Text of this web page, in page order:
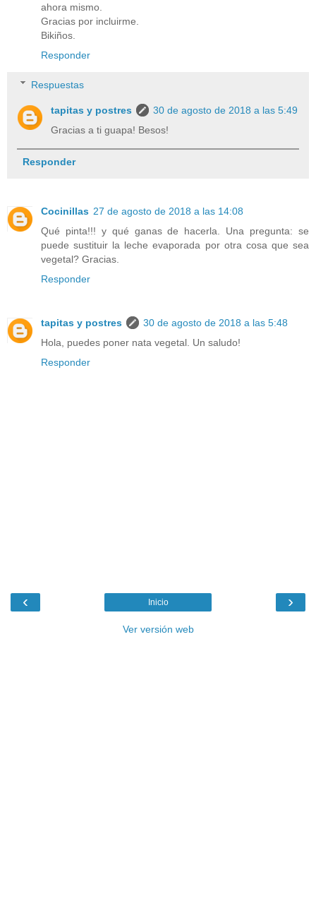
ahora mismo.
Gracias por incluirme.
Bikiños.
Responder
Respuestas
tapitas y postres
30 de agosto de 2018 a las 5:49
Gracias a ti guapa! Besos!
Responder
Cocinillas 27 de agosto de 2018 a las 14:08
Qué pinta!!! y qué ganas de hacerla. Una pregunta: se
puede sustituir la leche evaporada por otra cosa que sea
vegetal? Gracias.
Responder
tapitas y postres
30 de agosto de 2018 a las 5:48
Hola, puedes poner nata vegetal. Un saludo!
Responder
‹ ›
Inicio
Ver versión web